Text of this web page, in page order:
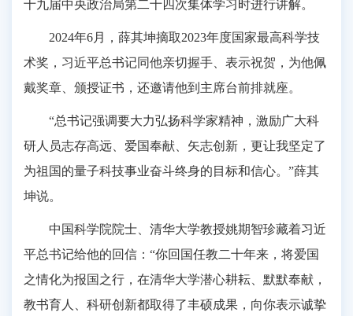
十九届中央政治局第二十四次集体学习时进行讲解。
2024年6月，薛其坤摘取2023年度国家最高科学技
术奖，习近平总书记同他亲切握手、表示祝贺，为他佩
戴奖章、颁授证书，还邀请他到主席台前排就座。
“总书记强调要大力弘扬科学家精神，激励广大科
研人员志存高远、爱国奉献、矢志创新，更让我坚定了
为祖国的量子科技事业奋斗终身的目标和信心。”薛其
坤说。
中国科学院院士、清华大学教授姚期智珍藏着习近
平总书记给他的回信：“你回国任教二十年来，将爱国
之情化为报国之行，在清华大学潜心耕耘、默默奉献，
教书育人、科研创新都取得了丰硕成果，向你表示诚挚